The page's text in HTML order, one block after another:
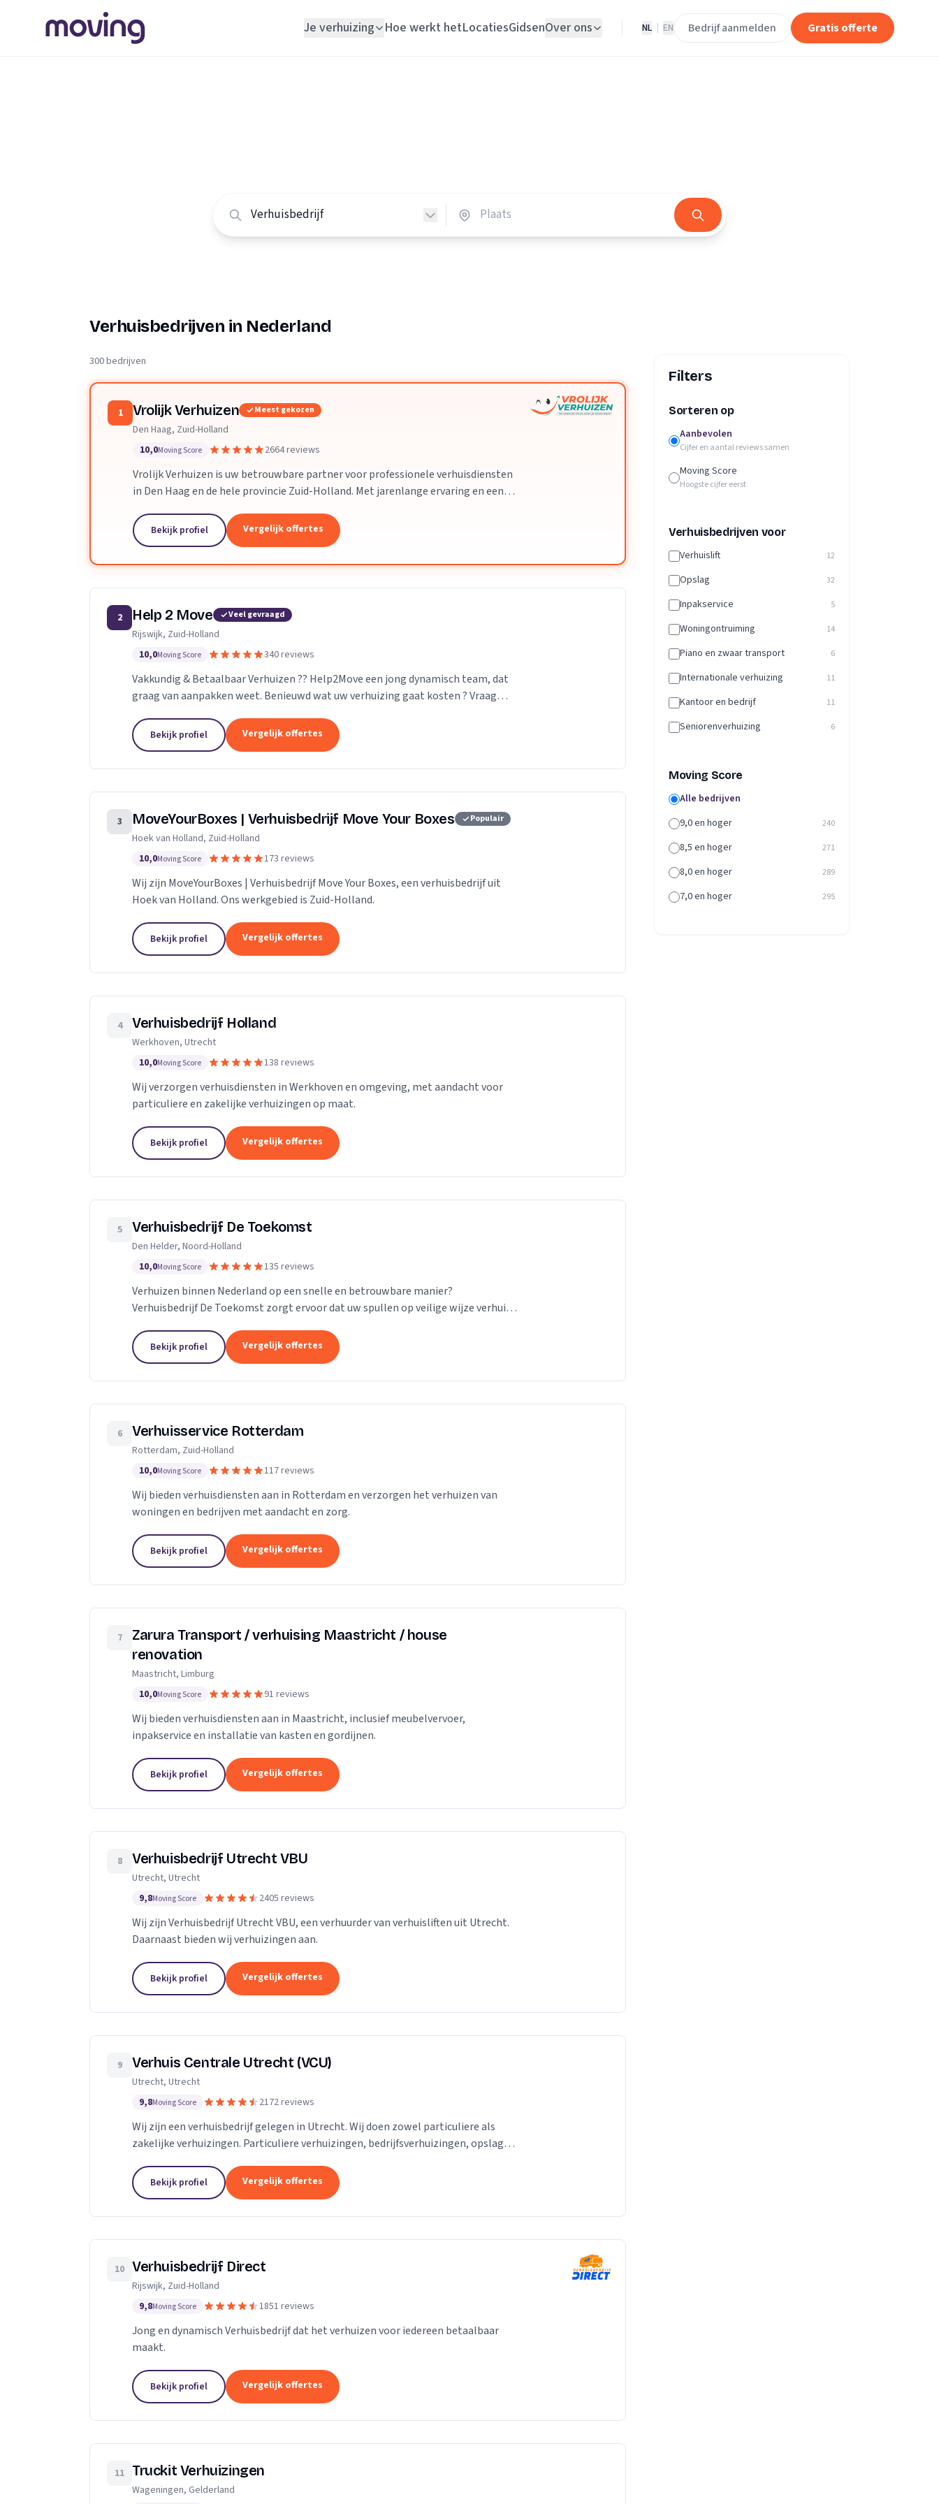
Je verhuizing
Loodgieter
Slotenmaker
Verhuisplanner
Hoe werkt hetLocatiesGidsenOver ons NL EN Bedrijf aanmelden Gratis offerte
Verhuisbedrijven in Nederland
300 bedrijven
1 Vrolijk Verhuizen Meest gekozen
Den Haag, Zuid-Holland
10,0Moving Score 2664 reviews
Vrolijk Verhuizen is uw betrouwbare partner voor professionele verhuisdiensten
in Den Haag en de hele provincie Zuid-Holland. Met jarenlange ervaring en een
verloopt.
Bekijk profiel Vergelijk offertes
2 Help 2 Move Veel gevraagd
Rijswijk, Zuid-Holland
10,0Moving Score 340 reviews
Vakkundig & Betaalbaar Verhuizen ?? Help2Move een jong dynamisch team, dat
graag van aanpakken weet. Benieuwd wat uw verhuizing gaat kosten ? Vraag
Bekijk profiel Vergelijk offertes
3 MoveYourBoxes | Verhuisbedrijf Move Your Boxes Populair
Hoek van Holland, Zuid-Holland
10,0Moving Score 173 reviews
Wij zijn MoveYourBoxes | Verhuisbedrijf Move Your Boxes, een verhuisbedrijf uit
Hoek van Holland. Ons werkgebied is Zuid-Holland.
Bekijk profiel Vergelijk offertes
4 Verhuisbedrijf Holland
Werkhoven, Utrecht
10,0Moving Score 138 reviews
Wij verzorgen verhuisdiensten in Werkhoven en omgeving, met aandacht voor
particuliere en zakelijke verhuizingen op maat.
Bekijk profiel Vergelijk offertes
5 Verhuisbedrijf De Toekomst
Den Helder, Noord-Holland
10,0Moving Score 135 reviews
Verhuizen binnen Nederland op een snelle en betrouwbare manier?
Verhuisbedrijf De Toekomst zorgt ervoor dat uw spullen op veilige wijze verhuisd
Bekijk profiel Vergelijk offertes
6 Verhuisservice Rotterdam
Rotterdam, Zuid-Holland
10,0Moving Score 117 reviews
Wij bieden verhuisdiensten aan in Rotterdam en verzorgen het verhuizen van
woningen en bedrijven met aandacht en zorg.
Bekijk profiel Vergelijk offertes
7
Zarura Transport / verhuising Maastricht / house
renovation
Maastricht, Limburg
10,0Moving Score 91 reviews
Wij bieden verhuisdiensten aan in Maastricht, inclusief meubelvervoer,
inpakservice en installatie van kasten en gordijnen.
Bekijk profiel Vergelijk offertes
8 Verhuisbedrijf Utrecht VBU
Utrecht, Utrecht
9,8Moving Score 2405 reviews
Wij zijn Verhuisbedrijf Utrecht VBU, een verhuurder van verhuisliften uit Utrecht.
Daarnaast bieden wij verhuizingen aan.
Bekijk profiel Vergelijk offertes
9 Verhuis Centrale Utrecht (VCU)
Utrecht, Utrecht
9,8Moving Score 2172 reviews
Wij zijn een verhuisbedrijf gelegen in Utrecht. Wij doen zowel particuliere als
zakelijke verhuizingen. Particuliere verhuizingen, bedrijfsverhuizingen, opslag
Bekijk profiel Vergelijk offertes
10 Verhuisbedrijf Direct
Rijswijk, Zuid-Holland
9,8Moving Score 1851 reviews
Jong en dynamisch Verhuisbedrijf dat het verhuizen voor iedereen betaalbaar
maakt.
Bekijk profiel Vergelijk offertes
11 Truckit Verhuizingen
Wageningen, Gelderland
Filters
Sorteren op
Aanbevolen
Cijfer en aantal reviews samen
Moving Score
Hoogste cijfer eerst
Verhuisbedrijven voor
Verhuislift 12
Opslag 32
Inpakservice 5
Woningontruiming 14
Piano en zwaar transport 6
Internationale verhuizing 11
Kantoor en bedrijf 11
Seniorenverhuizing 6
Moving Score
Alle bedrijven
9,0 en hoger
240
8,5 en hoger 271
8,0 en hoger 289
7,0 en hoger 295